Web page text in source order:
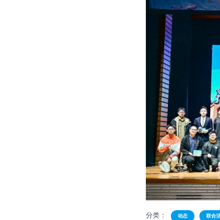
分类： 动态 联合